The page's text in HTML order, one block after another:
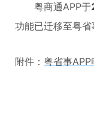
粤商通APP于
功能已迁移至粤
附件： 粤省事